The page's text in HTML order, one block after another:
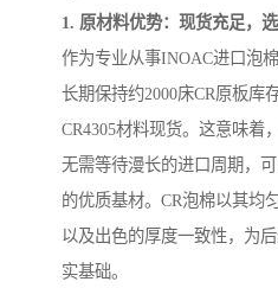
1. 原材料优势：现货充足，
作为专业从事INOAC进口泡
长期保持约2000床CR原板库
CR4305材料现货。这意味着
无需等待漫长的进口周期，
的优质基材。CR泡棉以其均
以及出色的厚度一致性，为
实基础。